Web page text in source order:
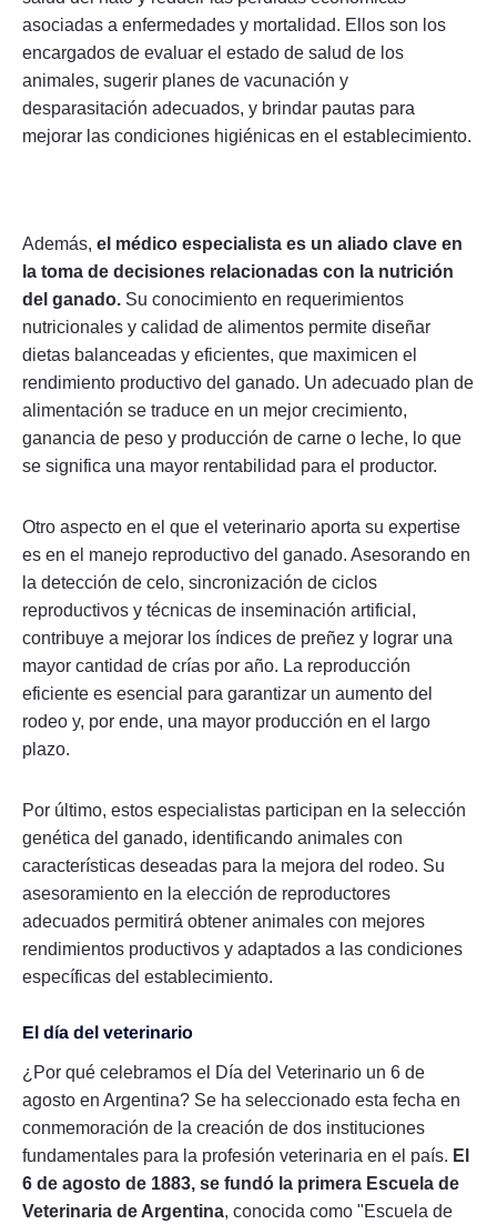
asociadas a enfermedades y mortalidad. Ellos son los
encargados de evaluar el estado de salud de los
animales, sugerir planes de vacunación y
desparasitación adecuados, y brindar pautas para
mejorar las condiciones higiénicas en el establecimiento.
Además, el médico especialista es un aliado clave en
la toma de decisiones relacionadas con la nutrición
del ganado. Su conocimiento en requerimientos
nutricionales y calidad de alimentos permite diseñar
dietas balanceadas y eficientes, que maximicen el
rendimiento productivo del ganado. Un adecuado plan de
alimentación se traduce en un mejor crecimiento,
ganancia de peso y producción de carne o leche, lo que
se significa una mayor rentabilidad para el productor.
Otro aspecto en el que el veterinario aporta su expertise
es en el manejo reproductivo del ganado. Asesorando en
la detección de celo, sincronización de ciclos
reproductivos y técnicas de inseminación artificial,
contribuye a mejorar los índices de preñez y lograr una
mayor cantidad de crías por año. La reproducción
eficiente es esencial para garantizar un aumento del
rodeo y, por ende, una mayor producción en el largo
plazo.
Por último, estos especialistas participan en la selección
genética del ganado, identificando animales con
características deseadas para la mejora del rodeo. Su
asesoramiento en la elección de reproductores
adecuados permitirá obtener animales con mejores
rendimientos productivos y adaptados a las condiciones
específicas del establecimiento.
El día del veterinario
¿Por qué celebramos el Día del Veterinario un 6 de
agosto en Argentina? Se ha seleccionado esta fecha en
conmemoración de la creación de dos instituciones
fundamentales para la profesión veterinaria en el país. El
6 de agosto de 1883, se fundó la primera Escuela de
Veterinaria de Argentina, conocida como "Escuela de